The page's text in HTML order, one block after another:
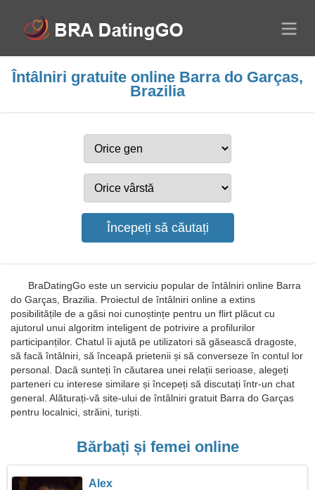
Întâlniri gratuite online Barra do Garças,
Brazilia
BraDatingGo este un serviciu popular de întâlniri online Barra
do Garças, Brazilia. Proiectul de întâlniri online a extins
posibilitățile de a găsi noi cunoștințe pentru un flirt plăcut cu
ajutorul unui algoritm inteligent de potrivire a profilurilor
participanților. Chatul îi ajută pe utilizatori să găsească dragoste,
să facă întâlniri, să înceapă prietenii și să converseze în contul lor
personal. Dacă sunteți în căutarea unei relații serioase, alegeți
parteneri cu interese similare și începeți să discutați într-un chat
general. Alăturați-vă site-ului de întâlniri gratuit Barra do Garças
pentru localnici, străini, turiști.
Bărbați și femei online
Alex